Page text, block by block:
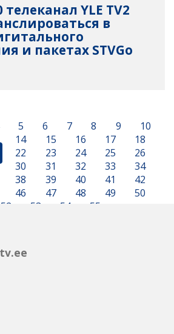
телеканал YLE TV2
в
и пакетах STVGo
5 6 7 8 9
10
14 15 16 17
18
22 23 24 25
26
30 31 32 33
34
38 39 40 41
42
46 47 48 49
50
52 53 54 55